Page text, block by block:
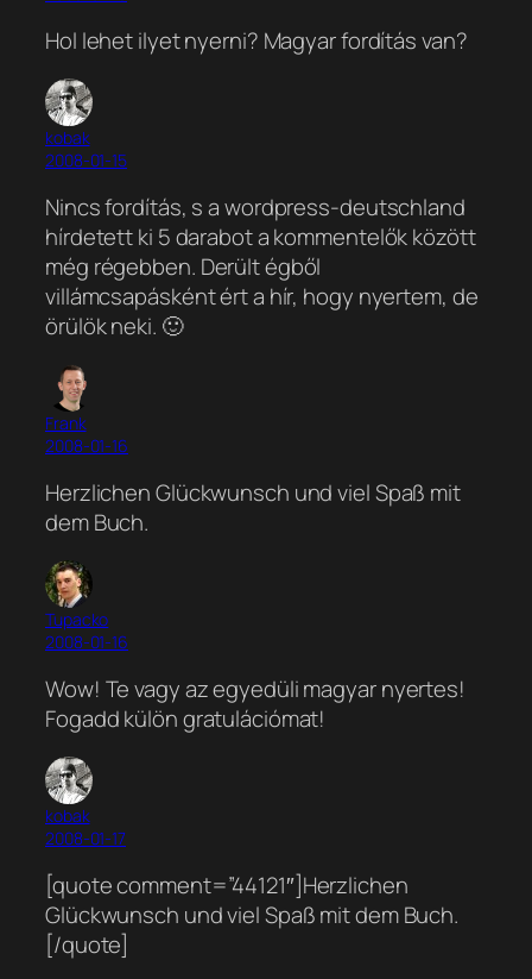
Hol lehet ilyet nyerni? Magyar fordítás van?
kobak
2008-01-15
Nincs fordítás, s a wordpress-deutschland
hírdetett ki 5 darabot a kommentelők között
még régebben. Derült égből
villámcsapásként ért a hír, hogy nyertem, de
örülök neki. 🙂
Frank
2008-01-16
Herzlichen Glückwunsch und viel Spaß mit
dem Buch.
Tupacko
2008-01-16
Wow! Te vagy az egyedüli magyar nyertes!
Fogadd külön gratulációmat!
kobak
2008-01-17
[quote comment=”44121″]Herzlichen
Glückwunsch und viel Spaß mit dem Buch.
[/quote]